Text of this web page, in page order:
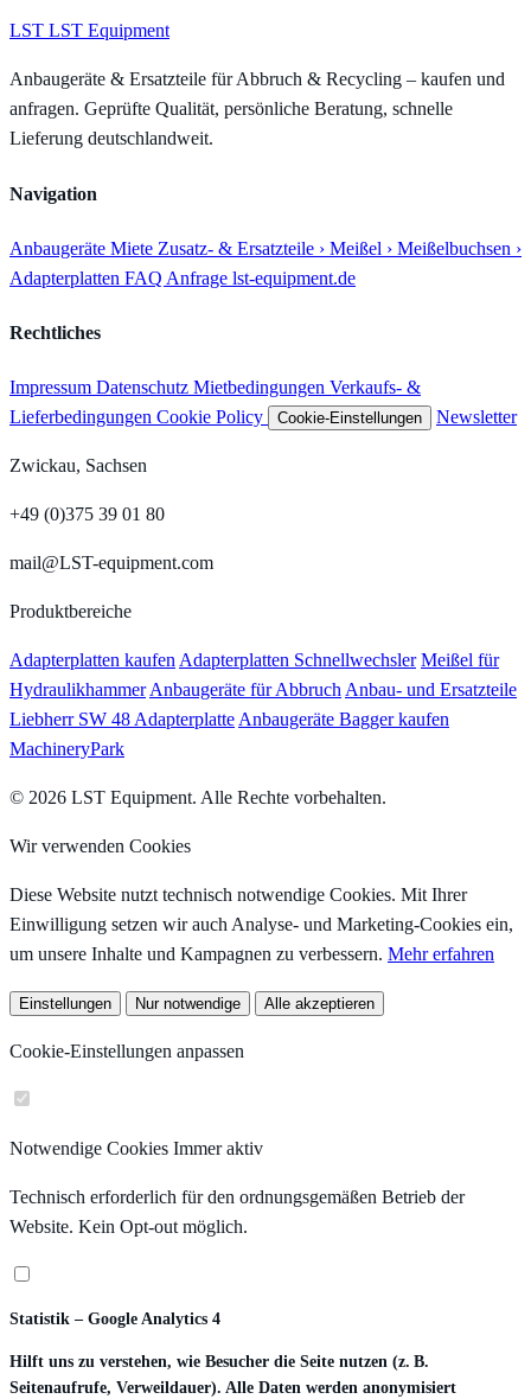
LST LST Equipment
Anbaugeräte & Ersatzteile für Abbruch & Recycling – kaufen und
anfragen. Geprüfte Qualität, persönliche Beratung, schnelle
Lieferung deutschlandweit.
Navigation
Anbaugeräte Miete Zusatz- & Ersatzteile › Meißel › Meißelbuchsen ›
Adapterplatten FAQ Anfrage lst-equipment.de
Rechtliches
Impressum Datenschutz Mietbedingungen Verkaufs- &
Lieferbedingungen Cookie Policy Cookie-Einstellungen Newsletter
Zwickau, Sachsen
+49 (0)375 39 01 80
mail@LST-equipment.com
Produktbereiche
Adapterplatten kaufenAdapterplatten Schnellwechsler Meißel für
HydraulikhammerAnbaugeräte für AbbruchAnbau- und Ersatzteile
Liebherr SW 48 AdapterplatteAnbaugeräte Bagger kaufen
MachineryPark
© 2026 LST Equipment. Alle Rechte vorbehalten.
Wir verwenden Cookies
Diese Website nutzt technisch notwendige Cookies. Mit Ihrer
Einwilligung setzen wir auch Analyse- und Marketing-Cookies ein,
um unsere Inhalte und Kampagnen zu verbessern. Mehr erfahren
Einstellungen Nur notwendige Alle akzeptieren
Cookie-Einstellungen anpassen
Notwendige Cookies Immer aktiv
Technisch erforderlich für den ordnungsgemäßen Betrieb der
Website. Kein Opt-out möglich.
Statistik – Google Analytics 4
Hilft uns zu verstehen, wie Besucher die Seite nutzen (z. B.
Seitenaufrufe, Verweildauer). Alle Daten werden anonymisiert